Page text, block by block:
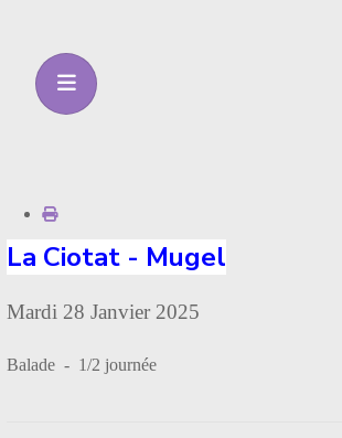
La Ciotat - Mugel
Mardi 28 Janvier 2025
Balade - 1/2 journée